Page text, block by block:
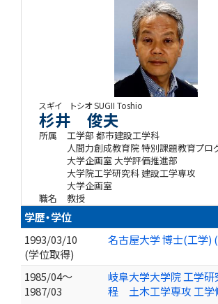
スギイ トシオSUGII Toshio
杉井 俊夫
所属
工学部 都市建設工学科
人間力創成教育院 特別課題教育プロ
大学企画室 大学評価推進部
大学院工学研究科 建設工学専攻
大学企画室
職名
教授
学歴・学位
1993/03/10
(学位取得)
名古屋大学 博士(工学)
1985/04～
1987/03
岐阜大学大学院 工学
程 土木工学専攻 工学